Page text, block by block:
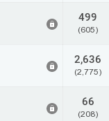
499
(605)
2,636
(2,775)
66
(208)